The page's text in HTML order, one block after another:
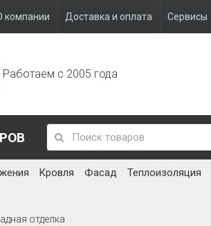
компании Доставка и оплата Сервисы
Работаем с 2005 года
Кровля Фасад Теплоизоляция
отделка